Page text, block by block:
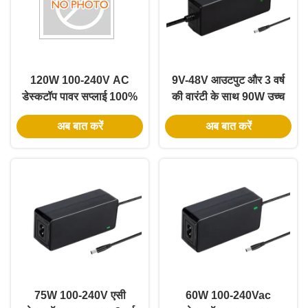
120W 100-240V AC
डेस्कटॉप पावर सप्लाई 100%
पीसी सामग्री और 3 साल की
वारंटी के साथ
अब बात करें
9V-48V आउटपुट और 3 वर्ष
की वारंटी के साथ 90W उच्च
स्थिरता डेस्कटॉप पावर
एडाप्टर
अब बात करें
75W 100-240V एसी
60W 100-240Vac